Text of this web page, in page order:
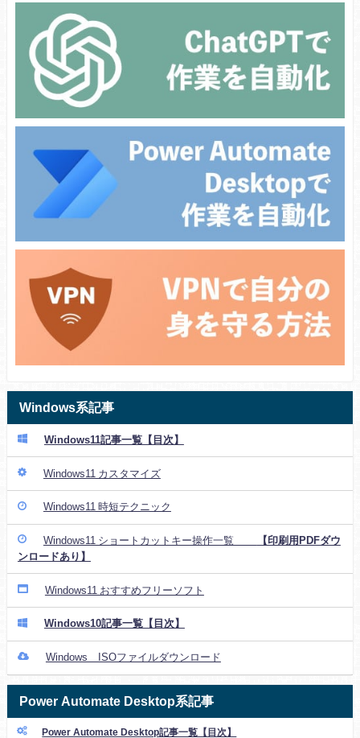
Windows系記事
Windows11記事一覧【目次】
Windows11 カスタマイズ
Windows11 時短テクニック
Windows11 ショートカットキー操作一覧
【印刷用PDFダウ
ンロードあり】
Windows11 おすすめフリーソフト
Windows10記事一覧【目次】
Windows ISOファイルダウンロード
Power Automate Desktop系記事
Power Automate Desktop記事一覧【目次】